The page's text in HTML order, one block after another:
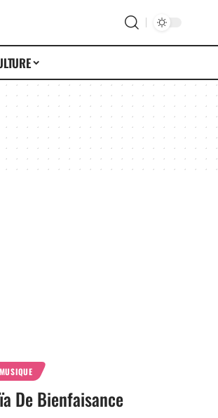
MUSIQUE
De Bienfaisance